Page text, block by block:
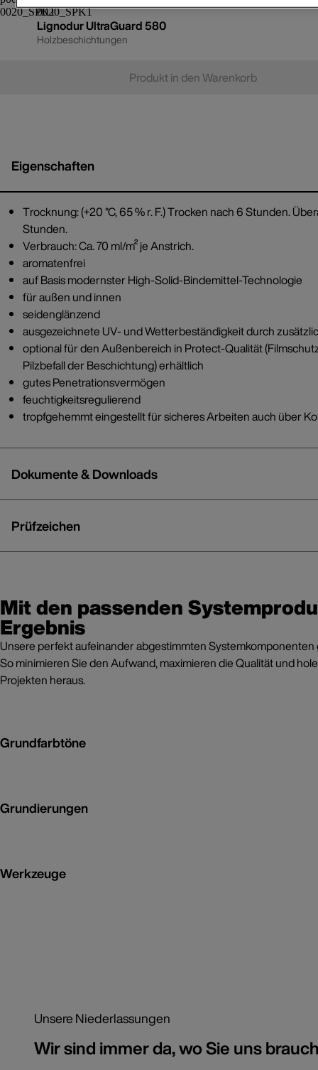
Lignodur UltraGuard 580
Holzbeschichtungen
Produkt in den Warenkorb
Eigenschaften
Trocknung: (+20 °C, 65 % r. F.) Trocken nach 6 Stunden.
Stunden.
Verbrauch: Ca. 70 ml/m² je Anstrich.
aromatenfrei
auf Basis modernster High-Solid-Bindemittel-Technologie
für außen und innen
seidenglänzend
ausgezeichnete UV- und Wetterbeständigkeit durch
optional für den Außenbereich in Protect-Qualität
Pilzbefall der Beschichtung) erhältlich
gutes Penetrationsvermögen
feuchtigkeitsregulierend
tropfgehemmt eingestellt für sicheres Arbeiten auch über
Dokumente & Downloads
Prüfzeichen
Mit den passenden
Ergebnis
Unsere perfekt aufeinander abgestimmten Systemkomponenten
So minimieren Sie den Aufwand, maximieren die Qualität und
Projekten heraus.
Grundfarbtöne
Grundierungen
Werkzeuge
Unsere Niederlassungen
Wir sind immer da, wo Sie uns